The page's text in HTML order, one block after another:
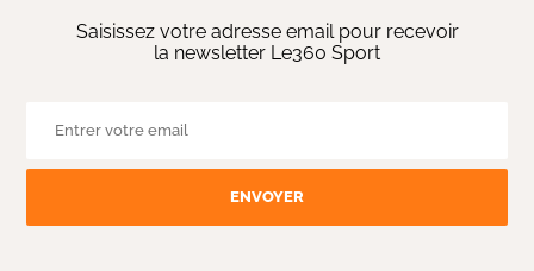
Saisissez votre adresse email pour recevoir
la newsletter Le360 Sport
ENVOYER